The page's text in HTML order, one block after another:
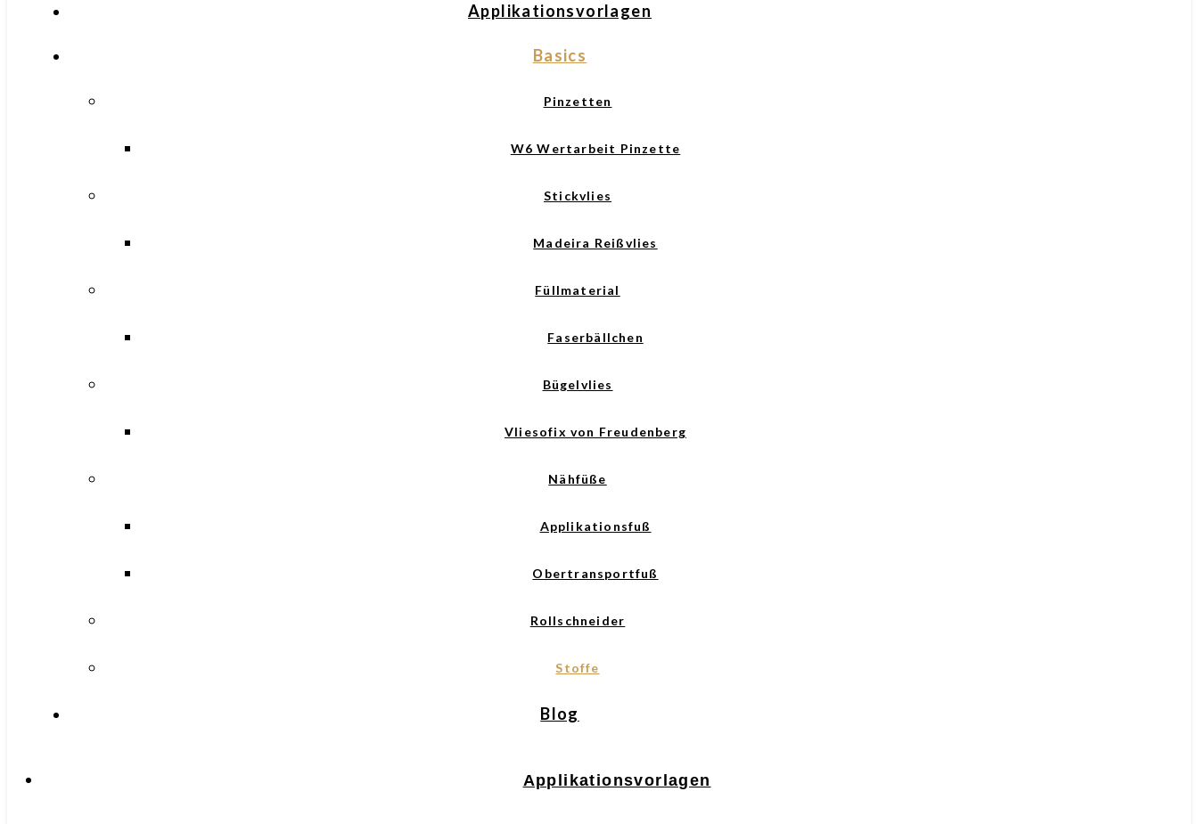
Applikationsvorlagen
Basics
Pinzetten
W6 Wertarbeit Pinzette
Stickvlies
Madeira Reißvlies
Füllmaterial
Faserbällchen
Bügelvlies
Vliesofix von Freudenberg
Nähfüße
Applikationsfuß
Obertransportfuß
Rollschneider
Stoffe
Blog
Applikationsvorlagen